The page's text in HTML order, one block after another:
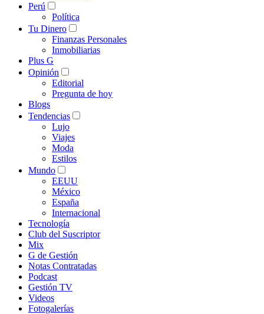
Perú
Política
Tu Dinero
Finanzas Personales
Inmobiliarias
Plus G
Opinión
Editorial
Pregunta de hoy
Blogs
Tendencias
Lujo
Viajes
Moda
Estilos
Mundo
EEUU
México
España
Internacional
Tecnología
Club del Suscriptor
Mix
G de Gestión
Notas Contratadas
Podcast
Gestión TV
Videos
Fotogalerías